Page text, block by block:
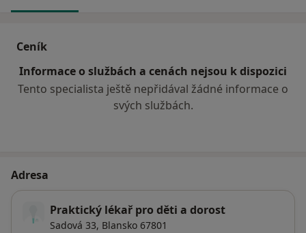
Ceník
Informace o službách a cenách nejsou k dispozici
Tento specialista ještě nepřidával žádné informace o
svých službách.
Adresa
Praktický lékař pro děti a dorost
Sadová 33, Blansko 67801